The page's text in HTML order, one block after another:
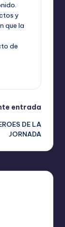
y
que la
de
entrada
DE LA
JORNADA